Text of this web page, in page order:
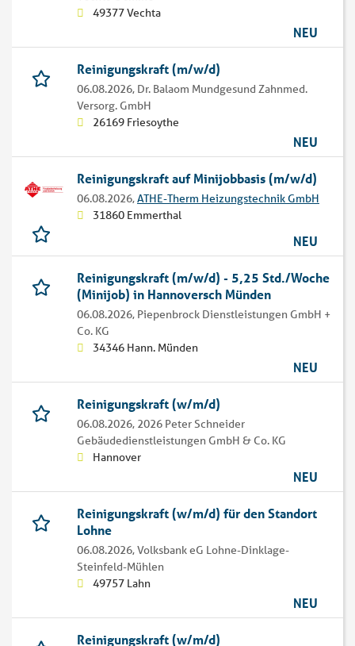
49377 Vechta
NEU
Reinigungskraft (m/w/d)
06.08.2026, Dr. Balaom Mundgesund Zahnmed.
Versorg. GmbH
26169 Friesoythe
NEU
Reinigungskraft auf Minijobbasis (m/w/d)
06.08.2026,ATHE-Therm Heizungstechnik GmbH
31860 Emmerthal
NEU
Reinigungskraft (m/w/d) - 5,25 Std./Woche
(Minijob) in Hannoversch Münden
06.08.2026, Piepenbrock Dienstleistungen GmbH +
Co. KG
34346 Hann. Münden
NEU
Reinigungskraft (w/m/d)
06.08.2026, 2026 Peter Schneider
Gebäudedienstleistungen GmbH & Co. KG
Hannover
NEU
Reinigungskraft (w/m/d) für den Standort
Lohne
06.08.2026,Volksbank eG Lohne-Dinklage-
Steinfeld-Mühlen
49757 Lahn
NEU
Reinigungskraft (w/m/d)